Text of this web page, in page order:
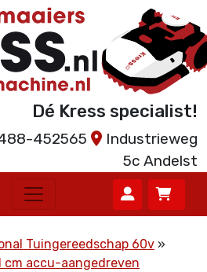
Dé Kress specialist!
452565
Industrieweg
5c Andelst
Tuingereedschap 60v
cm accu-aangedreven